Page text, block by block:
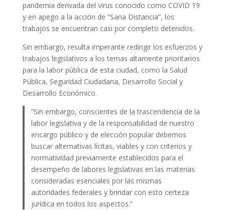
pandemia derivada del virus conocido como COVID 19
y en apego a la acción de “Sana Distancia”, los
trabajos se encuentran casi por completo detenidos.
Sin embargo, resulta imperante redirigir los esfuerzos y
trabajos legislativos a los temas altamente prioritarios
para la labor pública de esta ciudad, como la Salud
Pública, Seguridad Ciudadana, Desarrollo Social y
Desarrollo Económico.
“Sin embargo, conscientes de la trascendencia de la
labor legislativa y de la responsabilidad de nuestro
encargo público y de elección popular debemos
buscar alternativas lícitas, viables y con criterios y
normatividad previamente establecidos para el
desempeño de labores legislativas en las materias
consideradas esenciales por las mismas
autoridades federales y brindar con esto certeza
jurídica en todos los aspectos.”